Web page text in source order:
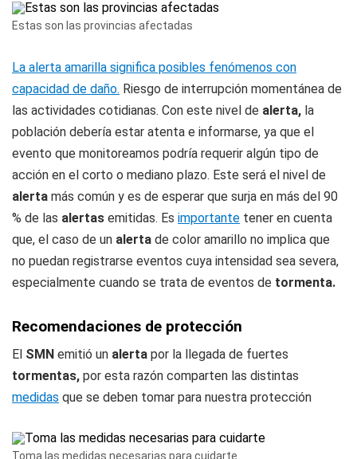
Estas son las provincias afectadas
La alerta amarilla significa posibles fenómenos con
capacidad de daño. Riesgo de interrupción momentánea de
las actividades cotidianas. Con este nivel de alerta, la
población debería estar atenta e informarse, ya que el
evento que monitoreamos podría requerir algún tipo de
acción en el corto o mediano plazo. Este será el nivel de
alerta más común y es de esperar que surja en más del 90
% de las alertas emitidas. Es importante tener en cuenta
que, el caso de un alerta de color amarillo no implica que
no puedan registrarse eventos cuya intensidad sea severa,
especialmente cuando se trata de eventos de tormenta.
Recomendaciones de protección
El SMN emitió un alerta por la llegada de fuertes
tormentas, por esta razón comparten las distintas
medidas que se deben tomar para nuestra protección
Toma las medidas necesarias para cuidarte